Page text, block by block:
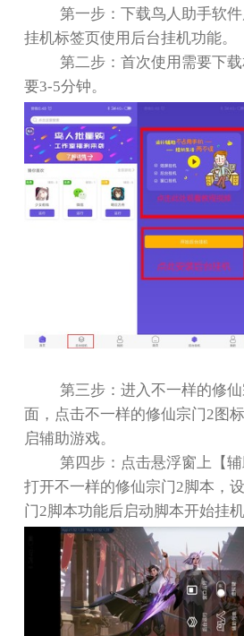
第一步：下载鸟人助手软
挂机标签页使用后台挂机功能。
第二步：首次使用需要下
要3-5分钟。
第三步：进入不一样的修
面，点击不一样的修仙宗门2图
启辅助游戏。
第四步：点击悬浮窗上【
打开不一样的修仙宗门2脚本，
门2脚本功能后启动脚本开始挂机